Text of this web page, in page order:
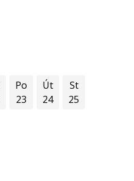
Po
23
Út
24
St
25